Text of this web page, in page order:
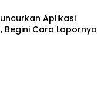
Aplikasi
Begini Cara Lapornya